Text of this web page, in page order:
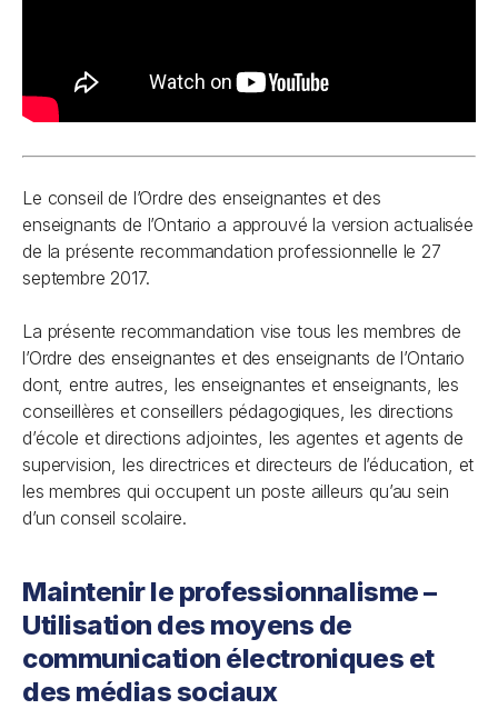
Le conseil de l’Ordre des enseignantes et des
enseignants de l’Ontario a approuvé la version actualisée
de la présente recommandation professionnelle le 27
septembre 2017.
La présente recommandation vise tous les membres de
l’Ordre des enseignantes et des enseignants de l’Ontario
dont, entre autres, les enseignantes et enseignants, les
conseillères et conseillers pédagogiques, les directions
d’école et directions adjointes, les agentes et agents de
supervision, les directrices et directeurs de l’éducation, et
les membres qui occupent un poste ailleurs qu’au sein
d’un conseil scolaire.
Maintenir le professionnalisme –
Utilisation des moyens de
communication électroniques et
des médias sociaux